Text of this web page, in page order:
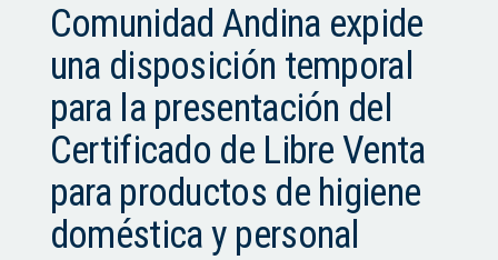
Comunidad Andina expide
una disposición temporal
para la presentación del
Certificado de Libre Venta
para productos de higiene
doméstica y personal